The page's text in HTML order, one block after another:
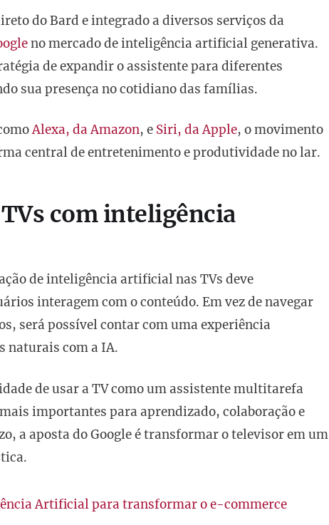
do Bard e integrado a diversos serviços da
no mercado de inteligência artificial generativa.
de expandir o assistente para diferentes
sua presença no cotidiano das famílias.
Alexa, da Amazon, e Siri, da Apple, o movimento
central de entretenimento e produtividade no lar.
com inteligência
de inteligência artificial nas TVs deve
interagem com o conteúdo. Em vez de navegar
será possível contar com uma experiência
naturais com a IA.
de usar a TV como um assistente multitarefa
importantes para aprendizado, colaboração e
a aposta do Google é transformar o televisor em um
Artificial para transformar o e-commerce